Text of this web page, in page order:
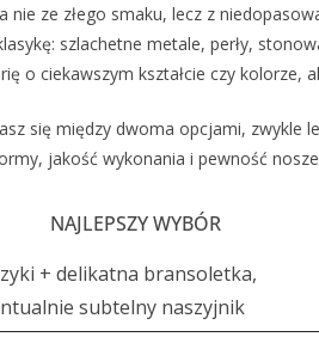
ze złego smaku, lecz z
szlachetne metale, perły,
o ciekawszym kształcie czy kolorze,
się między dwoma opcjami, zwykle
jakość wykonania i pewność
NAJLEPSZY WYBÓR
+ delikatna bransoletka,
subtelny naszyjnik